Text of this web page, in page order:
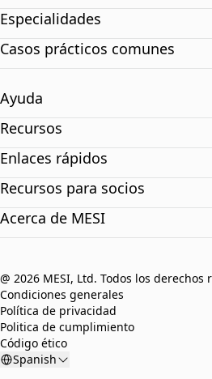
Especialidades
Casos prácticos comunes
Ayuda
Recursos
Enlaces rápidos
Recursos para socios
Acerca de MESI
@ 2026 MESI, Ltd. Todos los derechos
Condiciones generales
Política de privacidad
Politica de cumplimiento
Código ético
Spanish